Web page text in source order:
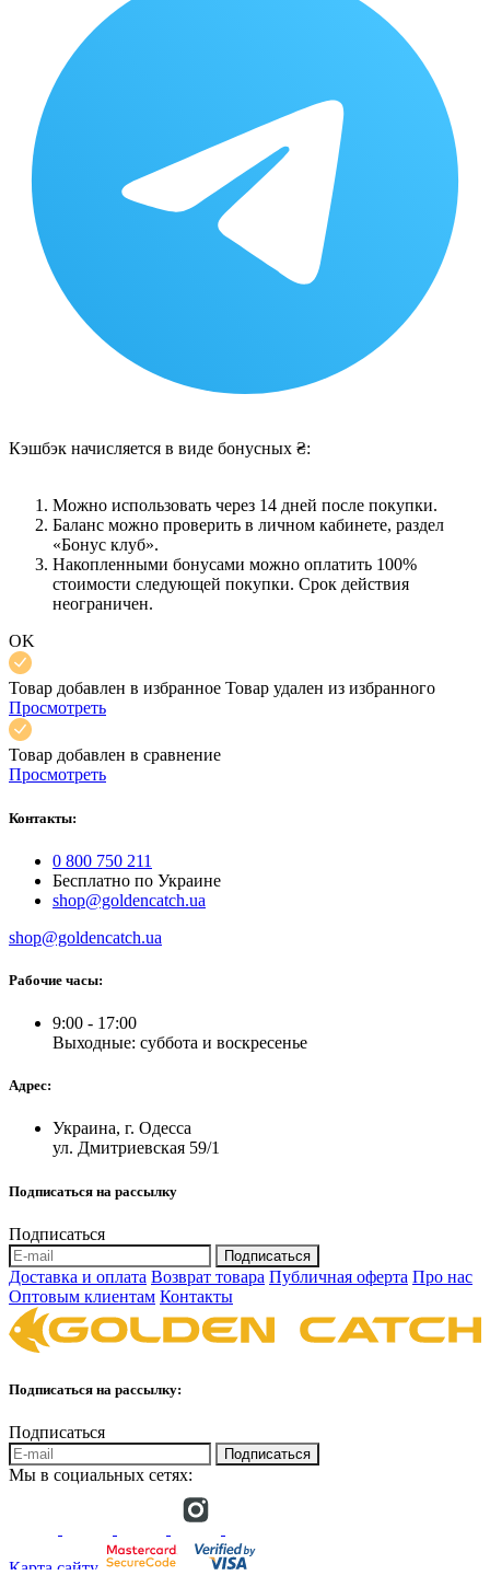
Кэшбэк начисляется в виде бонусных ₴:
Можно использовать через 14 дней после покупки.
Баланс можно проверить в личном кабинете, раздел
«Бонус клуб».
Накопленными бонусами можно оплатить 100%
стоимости следующей покупки. Срок действия
неограничен.
OK
Товар добавлен в избранное Товар удален из избранного
Просмотреть
Товар добавлен в сравнение
Просмотреть
Контакты:
0 800 750 211
Бесплатно по Украине
shop@goldencatch.ua
shop@goldencatch.ua
Рабочие часы:
9:00 - 17:00
Выходные: суббота и воскресенье
Адрес:
Украина, г. Одесса
ул. Дмитриевская 59/1
Подписаться на рассылку
Подписаться
Подписаться
Доставка и оплата Возврат товара Публичная оферта Про нас
Оптовым клиентам Контакты
Подписаться на рассылку:
Подписаться
Подписаться
Мы в социальных сетях:
Карта сайту